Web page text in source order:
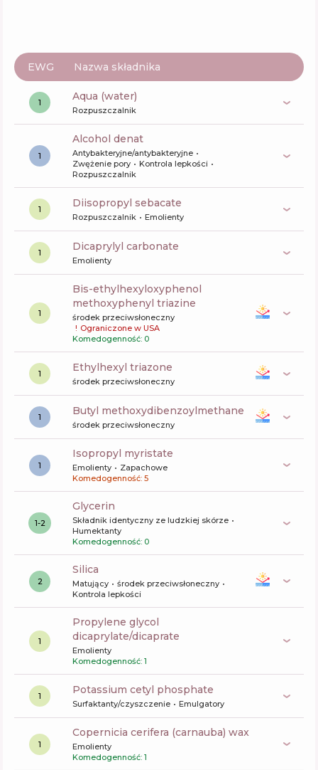
EWG Nazwa składnika
1 aqua (water)
Rozpuszczalnik
1
alcohol denat
Antybakteryjne/antybakteryjne
Zwężenie pory
Kontrola lepkości
Rozpuszczalnik
1 diisopropyl sebacate
Rozpuszczalnik Emolienty
1 dicaprylyl carbonate
Emolienty
1
bis-ethylhexyloxyphenol
methoxyphenyl triazine
środek przeciwsłoneczny
! Ograniczone w USA
Komedogenność: 0
1 ethylhexyl triazone
środek przeciwsłoneczny
1 butyl methoxydibenzoylmethane
środek przeciwsłoneczny
1
isopropyl myristate
Emolienty
Zapachowe
Komedogenność: 5
1-2
glycerin
Składnik identyczny ze ludzkiej skórze
Humektanty
Komedogenność: 0
2
silica
Matujący
środek przeciwsłoneczny
Kontrola lepkości
1
propylene glycol
dicaprylate/dicaprate
Emolienty
Komedogenność: 1
1 potassium cetyl phosphate
Surfaktanty/czyszczenie Emulgatory
1
copernicia cerifera (carnauba) wax
Emolienty
Komedogenność: 1